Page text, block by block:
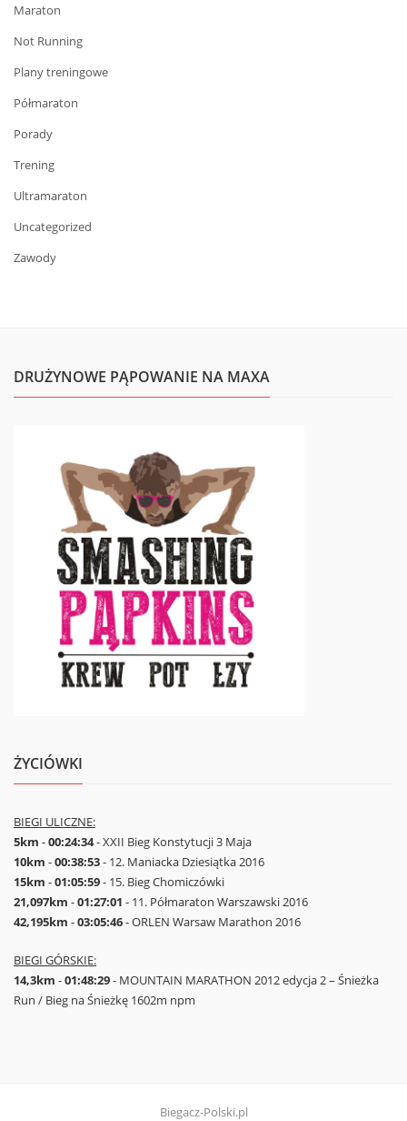
Maraton
Not Running
Plany treningowe
Półmaraton
Porady
Trening
Ultramaraton
Uncategorized
Zawody
DRUŻYNOWE PĄPOWANIE NA MAXA
ŻYCIÓWKI
BIEGI ULICZNE:
5km -00:24:34- XXII Bieg Konstytucji 3 Maja
10km -00:38:53- 12. Maniacka Dziesiątka 2016
15km -01:05:59- 15. Bieg Chomiczówki
21,097km -01:27:01 - 11. Półmaraton Warszawski 2016
42,195km -03:05:46- ORLEN Warsaw Marathon 2016
BIEGI GÓRSKIE:
14,3km -01:48:29- MOUNTAIN MARATHON 2012 edycja 2 – Śnieżka
Run / Bieg na Śnieżkę 1602m npm
Biegacz-Polski.pl